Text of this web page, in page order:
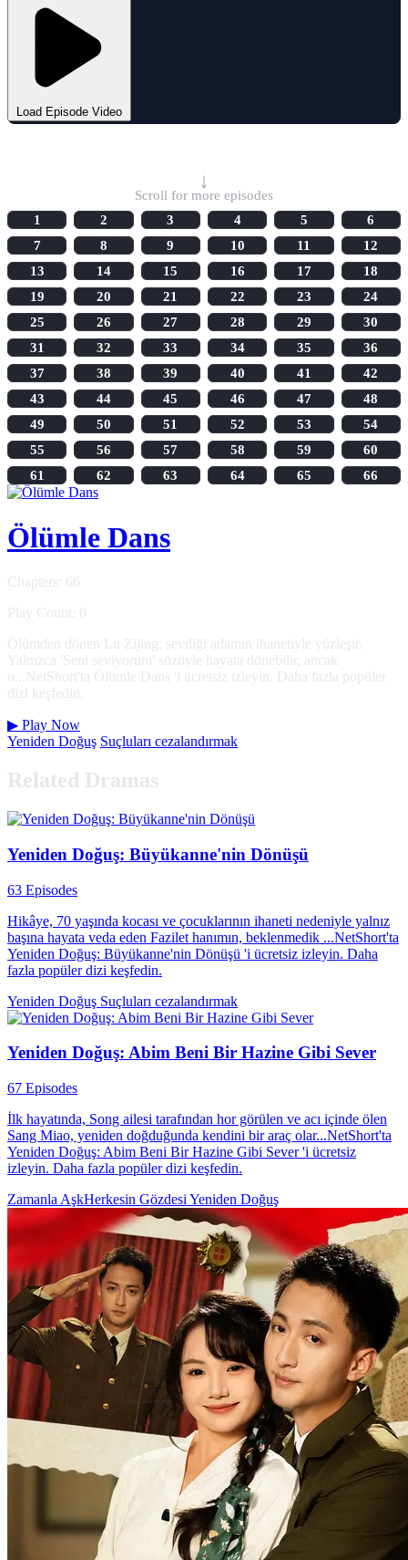
Load Episode Video
↓
Scroll for more episodes
1
2 3 4 5
6
7
8 9 10 11
12
13
14 15 16 17
18
19
20 21 22 23
24
25
26 27 28 29
30
31
32 33 34 35
36
37
38 39 40 41
42
43
44 45 46 47
48
49
50 51 52 53
54
55
56 57 58 59
60
61
62 63 64 65 66
Ölümle Dans
Chapters: 66
Play Count: 0
Ölümden dönen Lu Zijing, sevdiği adamın ihanetiyle yüzleşir.
Yalnızca 'Seni seviyorum' sözüyle hayata dönebilir, ancak
o...NetShort'ta Ölümle Dans 'i ücretsiz izleyin. Daha fazla popüler
dizi keşfedin.
▶ Play Now
Yeniden Doğuş Suçluları cezalandırmak
Related Dramas
Yeniden Doğuş: Büyükanne'nin Dönüşü
63 Episodes
Hikâye, 70 yaşında kocası ve çocuklarının ihaneti nedeniyle yalnız
başına hayata veda eden Fazilet hanımın, beklenmedik ...NetShort'ta
Yeniden Doğuş: Büyükanne'nin Dönüşü 'i ücretsiz izleyin. Daha
fazla popüler dizi keşfedin.
Yeniden Doğuş Suçluları cezalandırmak
Yeniden Doğuş: Abim Beni Bir Hazine Gibi Sever
67 Episodes
İlk hayatında, Song ailesi tarafından hor görülen ve acı içinde ölen
Sang Miao, yeniden doğduğunda kendini bir araç olar...NetShort'ta
Yeniden Doğuş: Abim Beni Bir Hazine Gibi Sever 'i ücretsiz
izleyin. Daha fazla popüler dizi keşfedin.
Zamanla Aşk​Herkesin Gözdesi Yeniden Doğuş